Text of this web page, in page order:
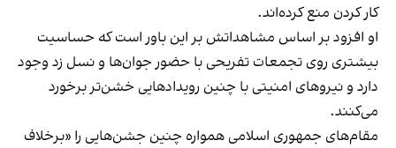
کار کردن منع کرده‌اند.
او افزود بر اساس مشاهداتش بر این باور است که حساسیت
بیشتری روی تجمعات تفریحی با حضور جوان‌ها و نسل زد وجود
دارد و نیروهای امنیتی با چنین رویدادهایی خشن‌تر برخورد
می‌کنند.
مقام‌های جمهوری اسلامی همواره چنین جشن‌هایی را «برخلاف